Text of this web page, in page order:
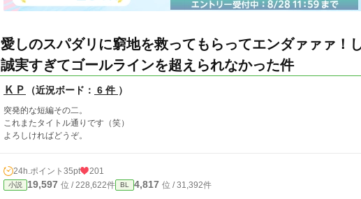
愛しのスパダリに窮地を救ってもらってエンダァァァ！
誠実すぎてゴールラインを超えられなかった件
ＫＰ （近況ボード： 6 件 ）
突発的な短編その二。
これまたタイトル通りです（笑）
よろしければどうぞ。
24h.ポイント 35pt 201
小説 19,597 位 / 228,622件 BL 4,817 位 / 31,392件